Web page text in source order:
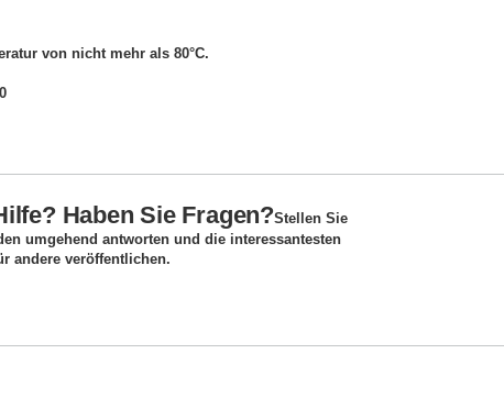
von nicht mehr als 80°C.
Haben Sie Fragen?Stellen Sie
umgehend antworten und die interessantesten
andere veröffentlichen.